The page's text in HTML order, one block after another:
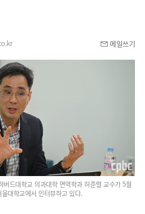
메일쓰기
버드대학교 의과대학 면역학과 허준렬 교수가 5월
대학교에서 인터뷰하고 있다.